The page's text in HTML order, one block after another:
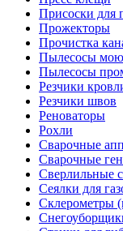
Присоски для
Прожекторы
Прочистка
Пылесосы
Пылесосы
Резчики
Резчики швов
Реноваторы
Рохли
Сварочные
Сварочные
Сверлильные
Сеялки для
Склерометры